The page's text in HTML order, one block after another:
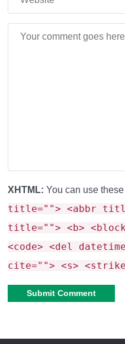
Разработчики внесли
разработки
XHTML: You can use
title=""> <abbr
title=""> <b>
<code> <del
cite=""> <s>